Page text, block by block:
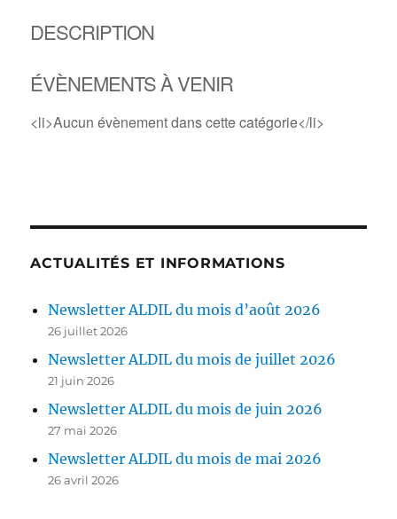
DESCRIPTION
ÉVÈNEMENTS À VENIR
<li>Aucun évènement dans cette catégorie</li>
ACTUALITÉS ET INFORMATIONS
Newsletter ALDIL du mois d’août 2026
26 juillet 2026
Newsletter ALDIL du mois de juillet 2026
21 juin 2026
Newsletter ALDIL du mois de juin 2026
27 mai 2026
Newsletter ALDIL du mois de mai 2026
26 avril 2026